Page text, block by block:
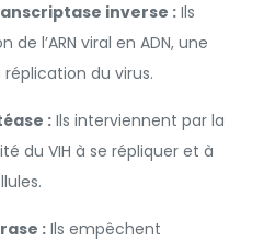
inverse :Ils
l’ARN viral en ADN, une
du virus.
:Ils interviennent par la
du VIH à se répliquer et à
:Ils empêchent